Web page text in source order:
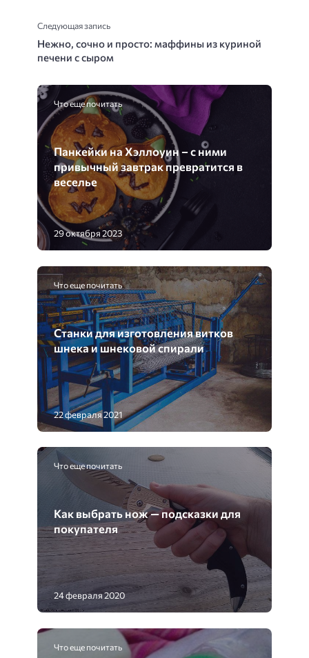
Следующая запись
Нежно, сочно и просто: маффины из куриной
печени с сыром
Что еще почитать
Панкейки на Хэллоуин – с ними
привычный завтрак превратится в
веселье
29 октября 2023
Что еще почитать
Станки для изготовления витков
шнека и шнековой спирали
22 февраля 2021
Что еще почитать
Как выбрать нож — подсказки для
покупателя
24 февраля 2020
Что еще почитать